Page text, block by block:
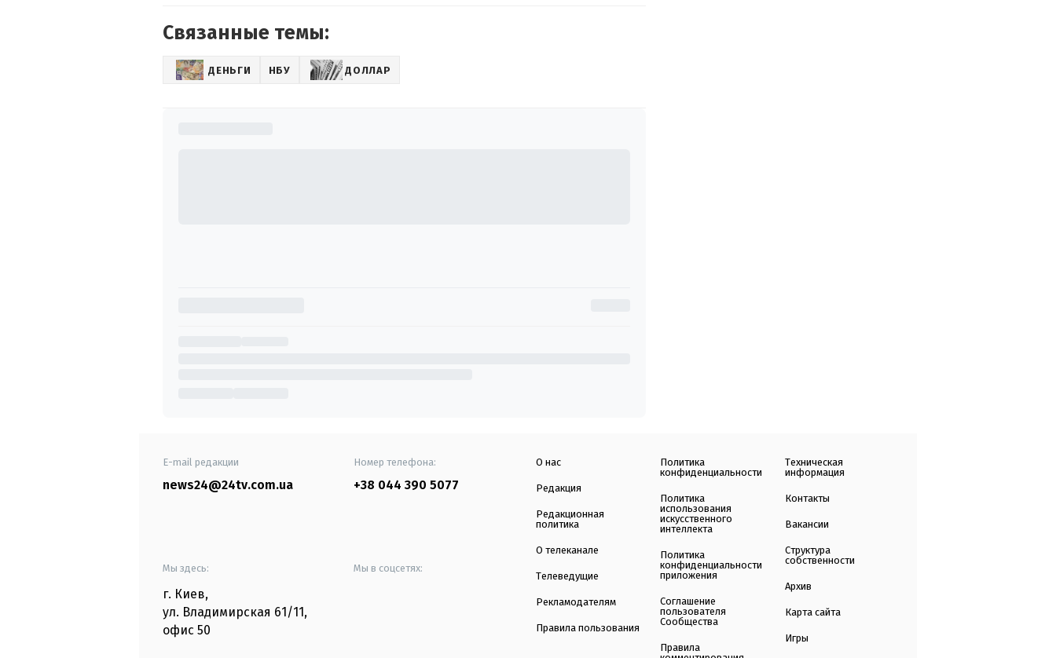
Связанные темы:
ДЕНЬГИ НБУ ДОЛЛАР
E-mail редакции
news24@24tv.com.ua
Номер телефона:
+38 044 390 5077
Мы здесь:
г. Киев,
ул. Владимирская 61/11,
офис 50
Мы в соцсетях:
О нас
Редакция
Редакционная
политика
О телеканале
Телеведущие
Рекламодателям
Правила пользования
Политика
конфиденциальности
Политика
использования
искусственного
интеллекта
Политика
конфиденциальности
приложения
Соглашение
пользователя
Сообщества
Правила
Техническая
информация
Контакты
Вакансии
Структура
собственности
Архив
Карта сайта
Игры